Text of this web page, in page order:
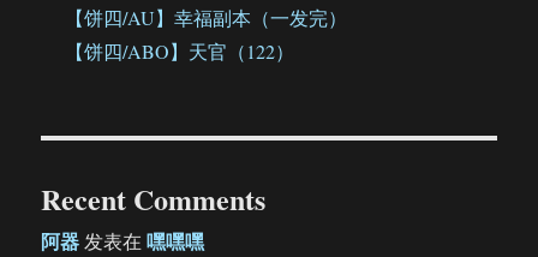
【饼四/AU】幸福副本（一发完）
【饼四/ABO】天官（122）
Recent Comments
阿器发表在嘿嘿嘿